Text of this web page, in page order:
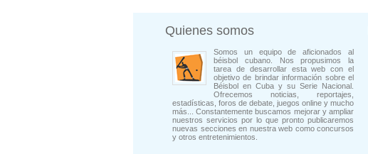
Quienes somos
Somos un equipo de aficionados al
béisbol cubano. Nos propusimos la
tarea de desarrollar esta web con el
objetivo de brindar información sobre el
Béisbol en Cuba y su Serie Nacional.
Ofrecemos noticias, reportajes,
estadísticas, foros de debate, juegos online y mucho
más... Constantemente buscamos mejorar y ampliar
nuestros servicios por lo que pronto publicaremos
nuevas secciones en nuestra web como concursos
y otros entretenimientos.